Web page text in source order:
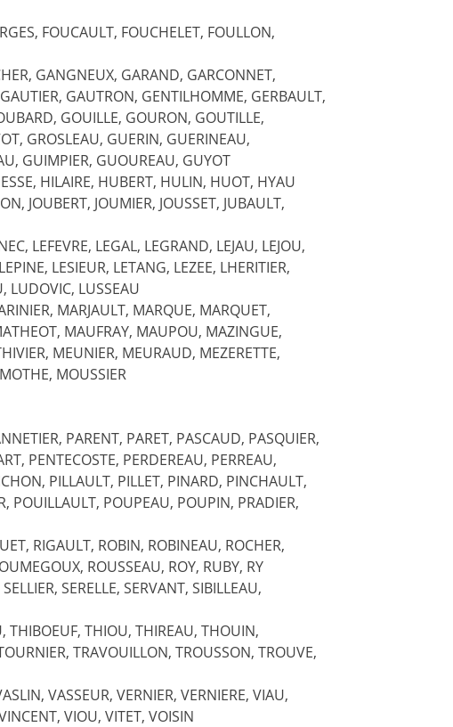
FOUCAULT, FOUCHELET, FOULLON,
GANGNEUX, GARAND, GARCONNET,
GAUTRON, GENTILHOMME, GERBAULT,
GOUILLE, GOURON, GOUTILLE,
GROSLEAU, GUERIN, GUERINEAU,
GUIMPIER, GUOUREAU, GUYOT
HILAIRE, HUBERT, HULIN, HUOT, HYAU
JOUBERT, JOUMIER, JOUSSET, JUBAULT,
LEFEVRE, LEGAL, LEGRAND, LEJAU, LEJOU,
LESIEUR, LETANG, LEZEE, LHERITIER,
LUDOVIC, LUSSEAU
MARJAULT, MARQUE, MARQUET,
MAUFRAY, MAUPOU, MAZINGUE,
MEUNIER, MEURAUD, MEZERETTE,
MOUSSIER
PARENT, PARET, PASCAUD, PASQUIER,
PENTECOSTE, PERDEREAU, PERREAU,
PILLAULT, PILLET, PINARD, PINCHAULT,
POUILLAULT, POUPEAU, POUPIN, PRADIER,
RIGAULT, ROBIN, ROBINEAU, ROCHER,
ROUSSEAU, ROY, RUBY, RY
SERELLE, SERVANT, SIBILLEAU,
THIBOEUF, THIOU, THIREAU, THOUIN,
TRAVOUILLON, TROUSSON, TROUVE,
VASSEUR, VERNIER, VERNIERE, VIAU,
VIOU, VITET, VOISIN